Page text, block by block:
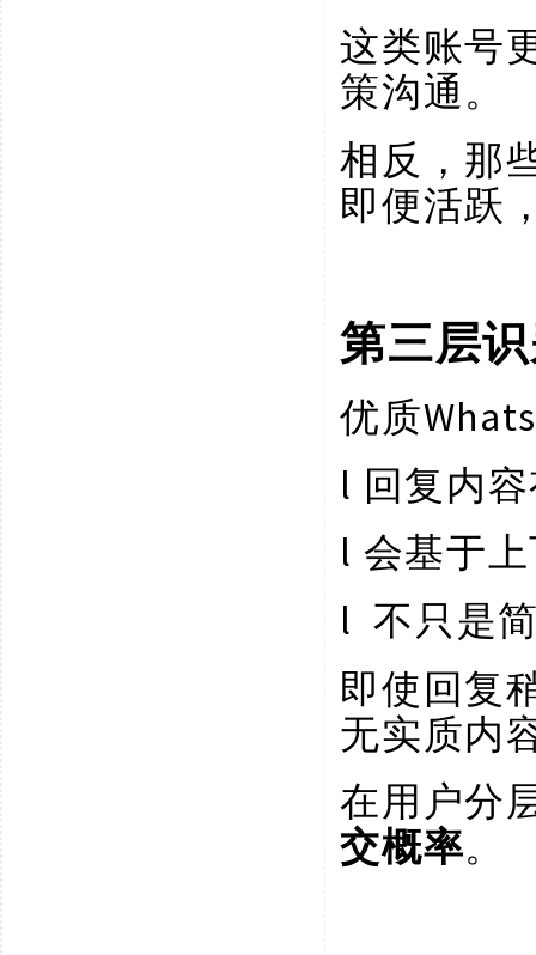
这类账号
策沟通。
相反，那
即便活跃
第三层
优质
l 回复内
l 会基于
l 不只是
即使回复
无实质内
在用户分
交概率。